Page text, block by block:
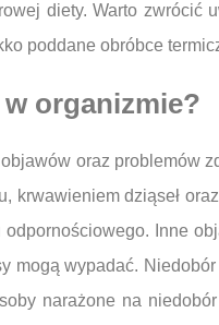
diety. Warto
poddane obróbce
organizmie?
oraz problemów
krwawieniem dziąseł
Inne
mogą wypadać.
narażone na